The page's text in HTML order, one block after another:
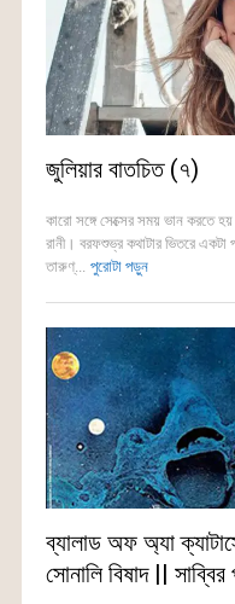
জুলিয়ার বাতচিত (৭)
কারো সঙ্গে সেক্সের সময় ভান করতে
রানী। বরফশুভ্র কথাটার ভিতরে
তারুণ্... পুরোটা পড়ুন
ব্যালাড অফ অ্যা
সোনালি বিষাদ ||